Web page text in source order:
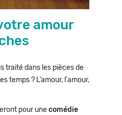
amour
traité dans les pièces de
temps ? L’amour, l'amour,
pour unecomédie